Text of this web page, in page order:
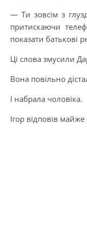
— Ти зовсім з
притискаючи
показати батькові
Ці слова змусили
Вона повільно
І набрала чоловіка.
Ігор відповів майже